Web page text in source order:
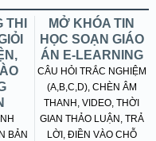
BẢN
MỞ KHÓA TIN
HỌC SOẠN GIÁO
ÁN E-LEARNING
CÂU HỎI TRẮC NGHIỆM
(A,B,C,D), CHÈN ÂM
THANH, VIDEO, THỜI
GIAN THẢO LUẬN, TRẢ
LỜI, ĐIỀN VÀO CHỖ